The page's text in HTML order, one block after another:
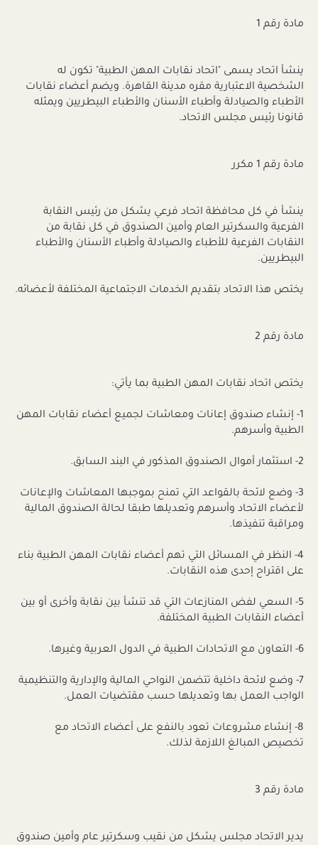
مادة رقم 1
ينشأ اتحاد يسمى "اتحاد نقابات المهن الطبية" تكون له
الشخصية الاعتبارية مقره مدينة القاهرة. ويضم أعضاء نقابات
الأطباء والصيادلة وأطباء الأسنان والأطباء البيطريين ويمثله
قانونا رئيس مجلس الاتحاد.
مادة رقم 1 مكرر
ينشأ في كل محافظة اتحاد فرعي يشكل من رئيس النقابة
الفرعية والسكرتير العام وأمين الصندوق في كل نقابة من
النقابات الفرعية للأطباء والصيادلة وأطباء الأسنان والأطباء
البيطريين.
يختص هذا الاتحاد بتقديم الخدمات الاجتماعية المختلفة لأعضائه.
مادة رقم 2
يختص اتحاد نقابات المهن الطبية بما يأتي:
1- إنشاء صندوق إعانات ومعاشات لجميع أعضاء نقابات المهن
الطبية وأسرهم.
2- استثمار أموال الصندوق المذكور في البند السابق.
3- وضع لائحة بالقواعد التي تمنح بموجبها المعاشات والإعانات
لأعضاء الاتحاد وأسرهم وتعديلها طبقا لحالة الصندوق المالية
ومراقبة تنفيذها.
4- النظر في المسائل التي تهم أعضاء نقابات المهن الطبية بناء
على اقتراح إحدى هذه النقابات.
5- السعي لفض المنازعات التي قد تنشأ بين نقابة وأخرى أو بين
أعضاء النقابات الطبية المختلفة.
6- التعاون مع الاتحادات الطبية في الدول العربية وغيرها.
7- وضع لائحة داخلية تتضمن النواحي المالية والإدارية والتنظيمية
الواجب العمل بها وتعديلها حسب مقتضيات العمل.
8- إنشاء مشروعات تعود بالنفع على أعضاء الاتحاد مع
تخصيص المبالغ اللازمة لذلك.
مادة رقم 3
يدير الاتحاد مجلس يشكل من نقيب وسكرتير عام وأمين صندوق